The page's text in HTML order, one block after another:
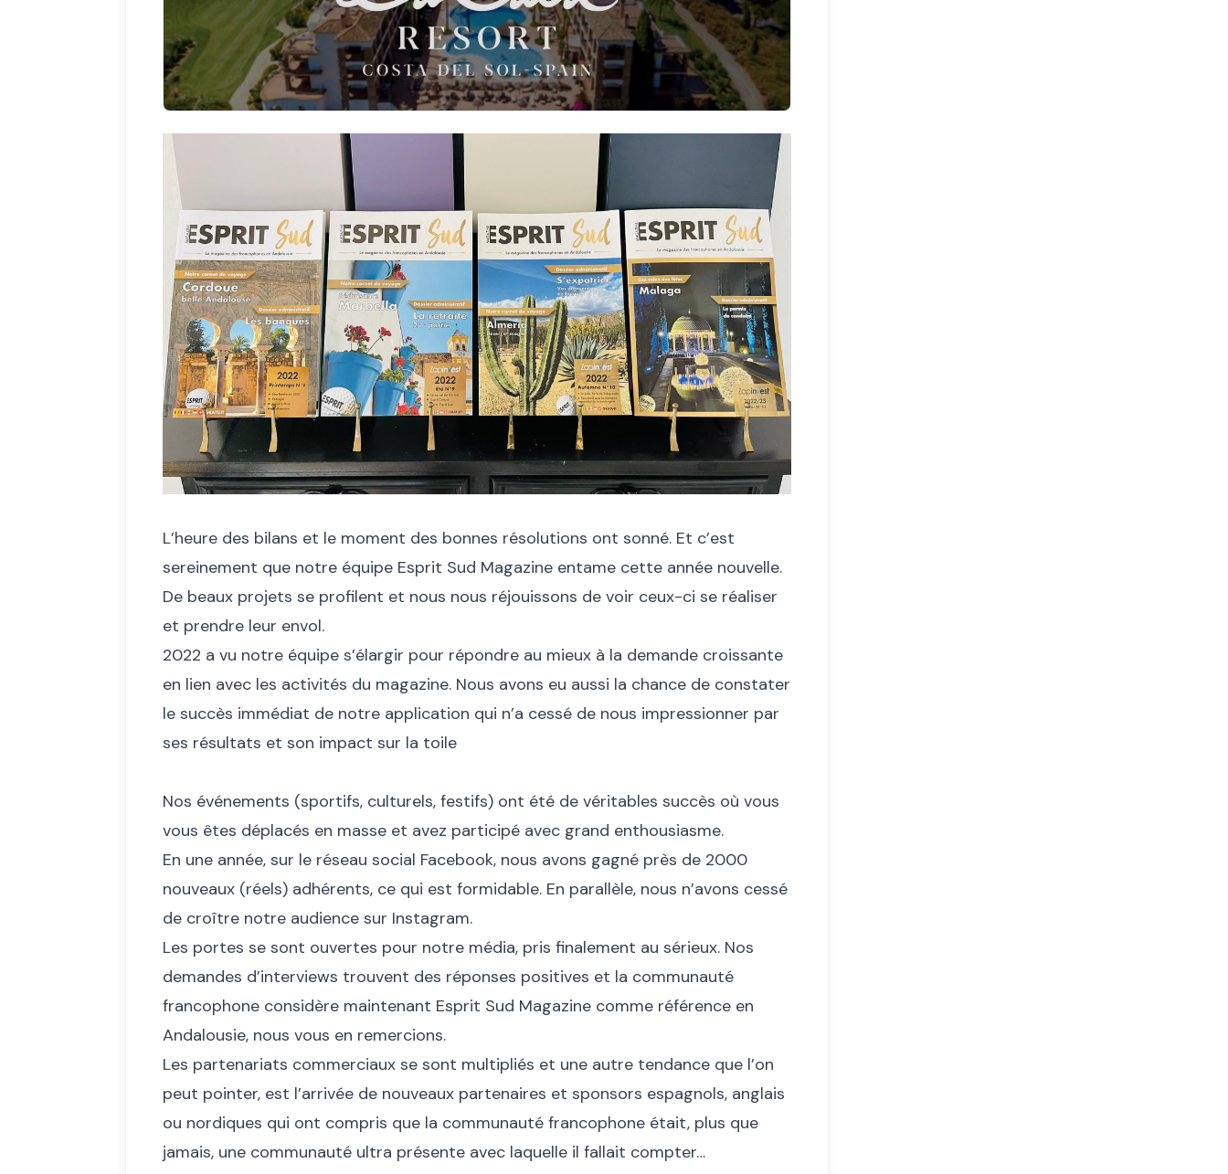
L’heure des bilans et le moment des bonnes résolutions ont sonné. Et c’est
sereinement que notre équipe Esprit Sud Magazine entame cette année nouvelle.
De beaux projets se profilent et nous nous réjouissons de voir ceux-ci se réaliser
et prendre leur envol.
2022 a vu notre équipe s’élargir pour répondre au mieux à la demande croissante
en lien avec les activités du magazine. Nous avons eu aussi la chance de constater
le succès immédiat de notre application qui n’a cessé de nous impressionner par
ses résultats et son impact sur la toile
Nos événements (sportifs, culturels, festifs) ont été de véritables succès où vous
vous êtes déplacés en masse et avez participé avec grand enthousiasme.
En une année, sur le réseau social Facebook, nous avons gagné près de 2000
nouveaux (réels) adhérents, ce qui est formidable. En parallèle, nous n’avons cessé
de croître notre audience sur Instagram.
Les portes se sont ouvertes pour notre média, pris finalement au sérieux. Nos
demandes d’interviews trouvent des réponses positives et la communauté
francophone considère maintenant Esprit Sud Magazine comme référence en
Andalousie, nous vous en remercions.
Les partenariats commerciaux se sont multipliés et une autre tendance que l’on
peut pointer, est l’arrivée de nouveaux partenaires et sponsors espagnols, anglais
ou nordiques qui ont compris que la communauté francophone était, plus que
jamais, une communauté ultra présente avec laquelle il fallait compter…